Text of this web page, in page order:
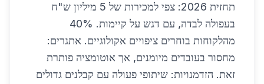
תחזית 2026: צפי למכירות של 5 מיליון ש"ח
בעפולה לבדה, עם דגש על קיימות. 40%
מהלקוחות בוחרים ציפויים אקולוגיים. אתגרים:
מחסור בעובדים מיומנים, אך אוטומציה פותרת
זאת. הזדמנויות: שיתופי פעולה עם קבלנים גדולים